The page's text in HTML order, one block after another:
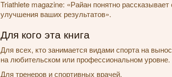
Triathlete magazine: «Райан понятно
улучшения ваших результатов».
Для кого эта книга
Для всех, кто занимается видами спорта на
на любительском или профессиональном уровне.
Для тренеров и спортивных врачей.